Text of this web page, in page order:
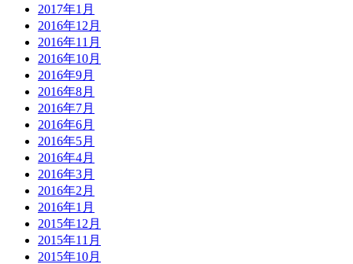
2017年1月
2016年12月
2016年11月
2016年10月
2016年9月
2016年8月
2016年7月
2016年6月
2016年5月
2016年4月
2016年3月
2016年2月
2016年1月
2015年12月
2015年11月
2015年10月